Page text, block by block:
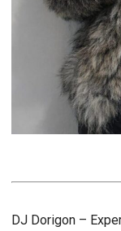
DJ Dorigon –